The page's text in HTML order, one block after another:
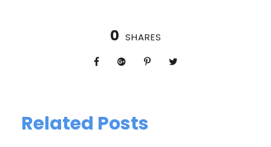
0 SHARES
Related Posts